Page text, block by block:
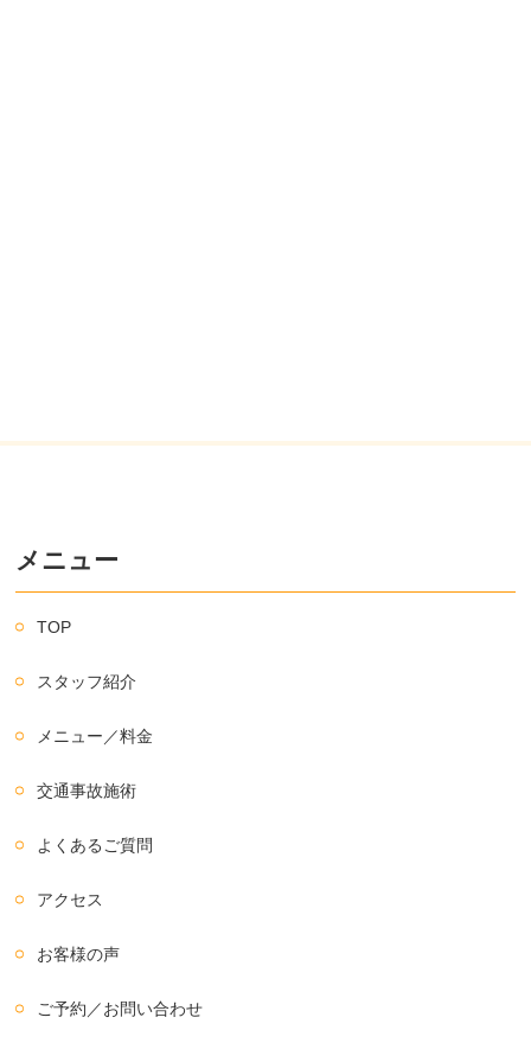
メニュー
TOP
スタッフ紹介
メニュー／料金
交通事故施術
よくあるご質問
アクセス
お客様の声
ご予約／お問い合わせ